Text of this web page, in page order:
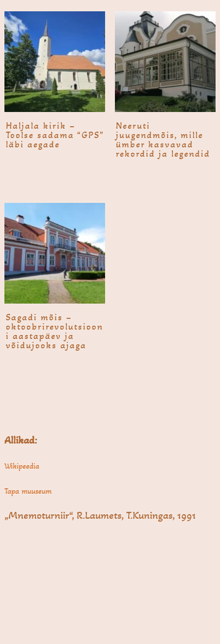
Haljala kirik –
Toolse sadama “GPS”
läbi aegade
Neeruti
juugendmõis, mille
ümber kasvavad
rekordid ja legendid
Sagadi mõis –
oktoobrirevolutsioon
i aastapäev ja
võidujooks ajaga
Allikad:
Wikipeedia
Tapa muuseum
„Mnemoturniir“, R.Laumets, T.Kuningas, 1991